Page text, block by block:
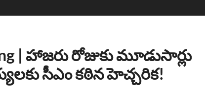
| హాజరు రోజుకు మూడుసార్లు
సీఎం కఠిన హెచ్చరిక!